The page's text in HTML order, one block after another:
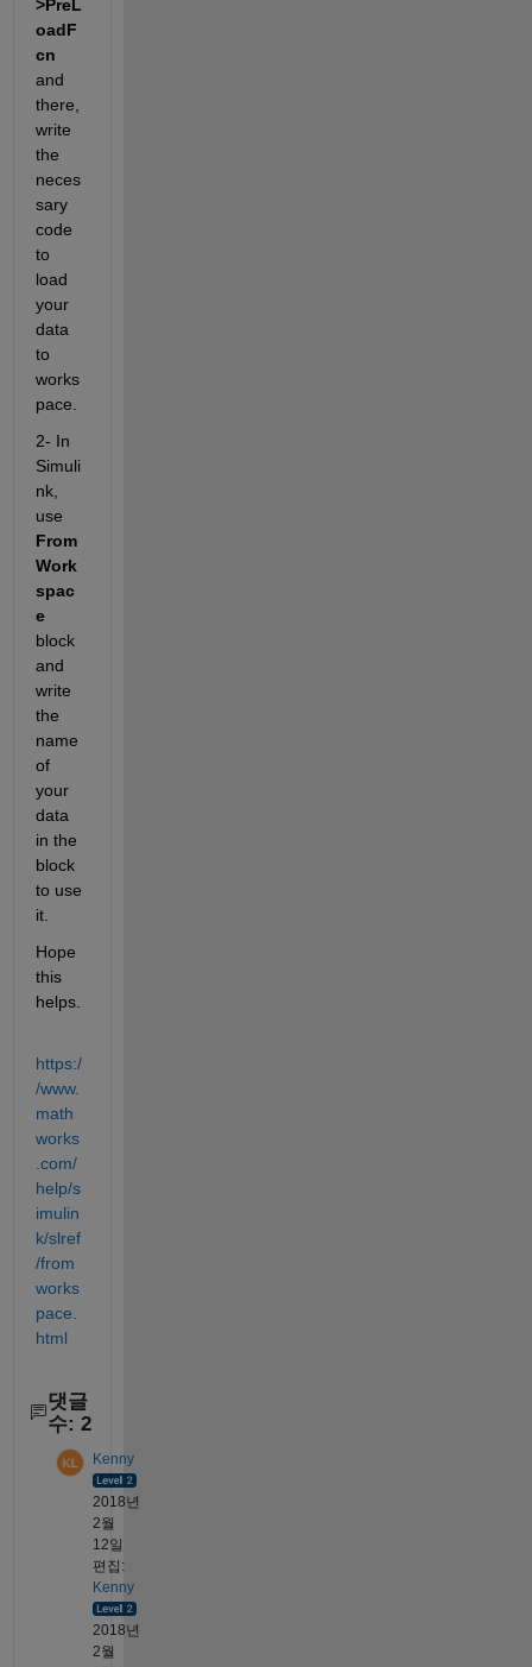
>PreL
oadF
cn
and
there,
write
the
neces
sary
code
to
load
your
data
to
works
pace.
2- In
Simuli
nk,
use
From
Work
spac
e
block
and
write
the
name
of
your
data
in the
block
to use
it.
Hope
this
helps.
https:/
/www.
math
works
.com/
help/s
imulin
k/slref
/from
works
pace.
html
댓글
수: 2
Kenny
2018년
2월
12일
편집:
Kenny
2018년
2월